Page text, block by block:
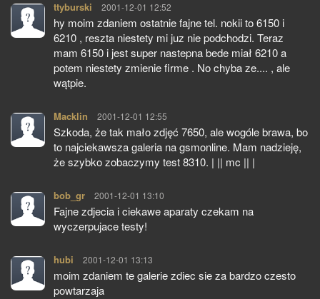
ttyburski pisze:
2001-12-01 12:52
hy moim zdaniem ostatnie fajne tel. nokii to 6150 i
6210 , reszta niestety mi juz nie podchodzi. Teraz
mam 6150 i jest super nastepna bede miał 6210 a
potem niestety zmienie firme . No chyba ze.... , ale
wątpie.
Macklin pisze:
2001-12-01 12:55
Szkoda, że tak mało zdjęć 7650, ale wogóle brawa, bo
to najciekawsza galeria na gsmonline. Mam nadzieję,
że szybko zobaczymy test 8310. | || mc || |
bob_gr pisze:
2001-12-01 13:10
Fajne zdjecia i ciekawe aparaty czekam na
wyczerpujace testy!
hubi pisze:
2001-12-01 13:13
moim zdaniem te galerie zdiec sie za bardzo czesto
powtarzaja